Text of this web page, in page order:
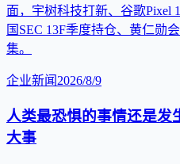
面，宇树科技打新、谷歌Pixel
国SEC 13F季度持仓、黄仁勋
集。
企业新闻 2026/8/9
人类最恐惧的事情还是
大事